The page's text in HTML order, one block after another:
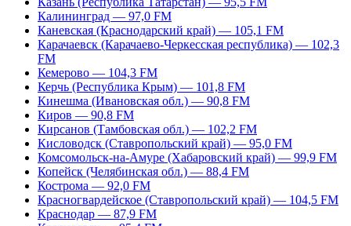
Калининград — 97,0 FM
Каневская (Краснодарский край) — 105,1 FM
Карачаевск (Карачаево-Черкесская республика) — 102,3
FM
Кемерово — 104,3 FM
Керчь (Республика Крым) — 101,8 FM
Кинешма (Ивановская обл.) — 90,8 FM
Киров — 90,8 FM
Кирсанов (Тамбовская обл.) — 102,2 FM
Кисловодск (Ставропольский край) — 95,0 FM
Комсомольск-на-Амуре (Хабаровский край) — 99,9 FM
Копейск (Челябинская обл.) — 88,4 FM
Кострома — 92,0 FM
Красногвардейское (Ставропольский край) — 104,5 FM
Краснодар — 87,9 FM